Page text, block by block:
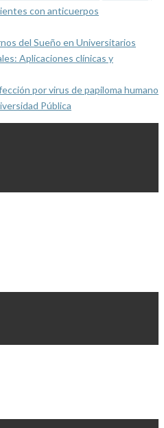
con anticuerpos
del Sueño en Universitarios
Aplicaciones clínicas y
por virus de papiloma humano
Pública